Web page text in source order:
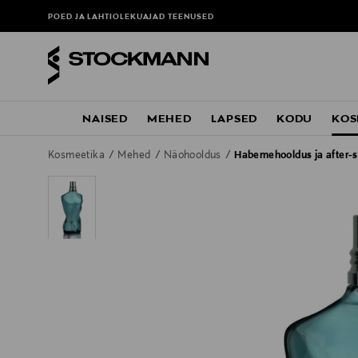
POED JA LAHTIOLEKUAJADTEENUSED
NAISED MEHED LAPSED KODU
Kosmeetika Mehed Näohooldus Habemehooldus ja after-